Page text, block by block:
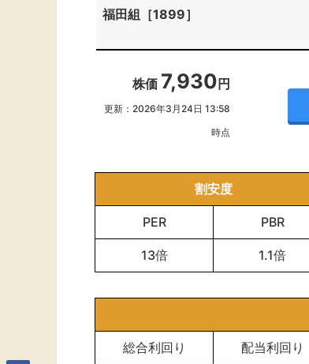
福田組［1899］
株価 7,930円
更新：2026年3月24日 13:58
時点
割安度
PER PBR
13倍 1.1倍
総合利回り 配当利回り